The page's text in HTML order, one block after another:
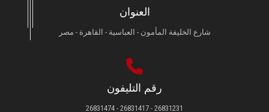
العنوان
شارع الخليفة المأمون - العباسية - القاهرة - مصر
رقم التليفون
26831231 - 26831417 - 26831474